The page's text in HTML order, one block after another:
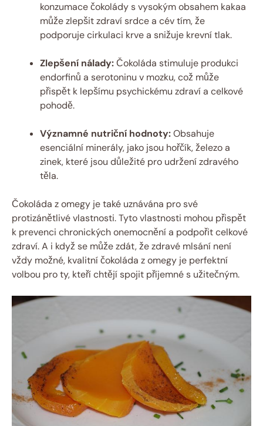
konzumace čokolády s vysokým obsahem kakaa
může zlepšit zdraví srdce a cév tím, že
podporuje cirkulaci krve a snižuje krevní tlak.
Zlepšení nálady:Čokoláda stimuluje produkci
endorfinů a serotoninu v mozku, což může
přispět k lepšímu psychickému zdraví a celkové
pohodě.
Významné nutriční hodnoty:Obsahuje
esenciální minerály, jako jsou hořčík, železo a
zinek, které jsou důležité pro udržení zdravého
těla.
Čokoláda z omegy je také uznávána pro své
protizánětlivé vlastnosti. Tyto vlastnosti mohou přispět
k prevenci chronických onemocnění a podpořit celkové
zdraví. A i když se může zdát, že zdravé mlsání není
vždy možné, kvalitní čokoláda z omegy je perfektní
volbou pro ty, kteří chtějí spojit příjemné s užitečným.